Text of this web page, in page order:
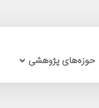
حوزه‌های پژوهشی